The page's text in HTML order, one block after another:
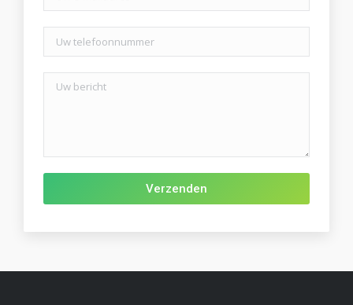
Gelieve dit veld leeg te laten.